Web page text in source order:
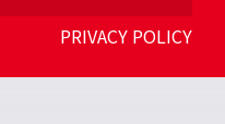
PRIVACY POLICY